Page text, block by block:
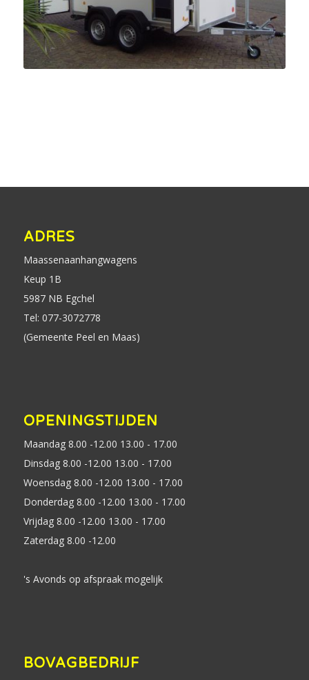
ADRES
Maassenaanhangwagens
Keup 1B
5987 NB Egchel
Tel: 077-3072778
(Gemeente Peel en Maas)
OPENINGSTIJDEN
Maandag 8.00 -12.00 13.00 - 17.00
Dinsdag 8.00 -12.00 13.00 - 17.00
Woensdag 8.00 -12.00 13.00 - 17.00
Donderdag 8.00 -12.00 13.00 - 17.00
Vrijdag 8.00 -12.00 13.00 - 17.00
Zaterdag 8.00 -12.00
's Avonds op afspraak mogelijk
BOVAGBEDRIJF